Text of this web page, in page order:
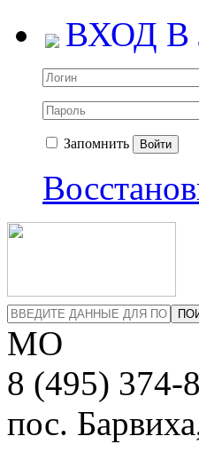
ВХОД
Запомнить Войти
МО
8 (495) 374-
пос.